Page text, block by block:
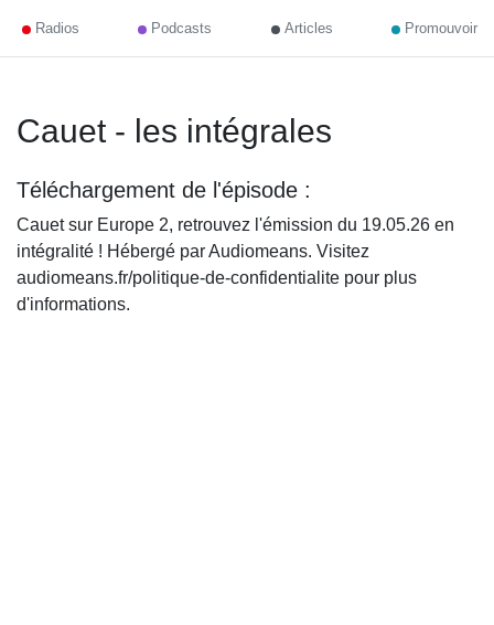
Radios Podcasts Articles Promouvoir
Cauet - les intégrales
Téléchargement de l'épisode :
Cauet sur Europe 2, retrouvez l'émission du 19.05.26 en
intégralité ! Hébergé par Audiomeans. Visitez
audiomeans.fr/politique-de-confidentialite pour plus
d'informations.